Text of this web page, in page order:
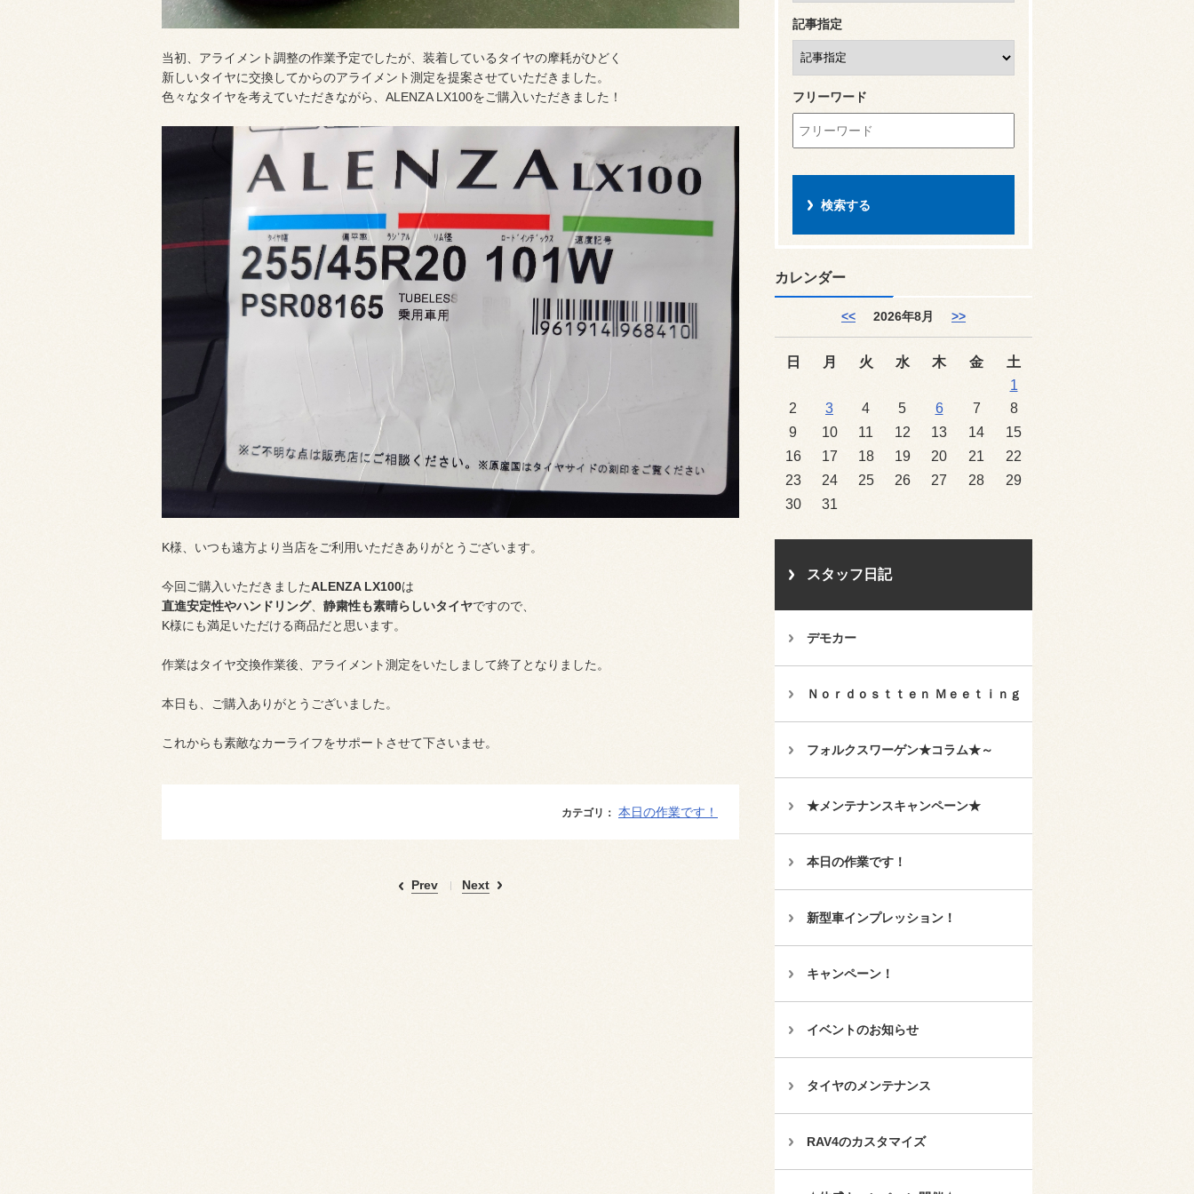
当初、アライメント調整の作業予定でしたが、装着しているタイヤの摩耗がひどく
新しいタイヤに交換してからのアライメント測定を提案させていただきました。
色々なタイヤを考えていただきながら、ALENZA LX100をご購入いただきました！
K様、いつも遠方より当店をご利用いただきありがとうございます。
今回ご購入いただきましたALENZA LX100は
直進安定性やハンドリング、 静粛性も素晴らしいタイヤですので、
K様にも満足いただける商品だと思います。
作業はタイヤ交換作業後、アライメント測定をいたしまして終了となりました。
本日も、ご購入ありがとうございました。
これからも素敵なカーライフをサポートさせて下さいませ。
カテゴリ： 本日の作業です！
Prev Next
記事指定
フリーワード
カレンダー
<< 2026年8月 >>
日 月 火 水 木 金
土
1
2
3 4 5 6 7
8
9
10 11 12 13 14
15
16
17 18 19 20 21
22
23
24 25 26 27 28
29
30
31
スタッフ日記
デモカー
Ｎｏｒｄｏｓｔｔｅｎ Ｍｅｅｔｉｎｇ
フォルクスワーゲン★コラム★～
★メンテナンスキャンペーン★
本日の作業です！
新型車インプレッション！
キャンペーン！
イベントのお知らせ
タイヤのメンテナンス
RAV4のカスタマイズ